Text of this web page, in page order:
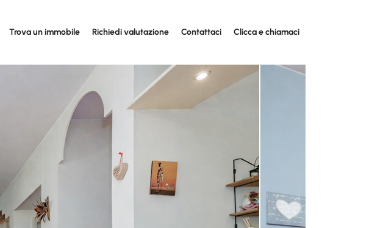
Trova un immobile Richiedi valutazione Contattaci Clicca e chiamaci